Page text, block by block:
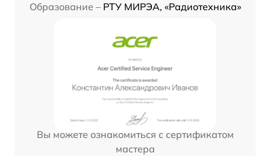
Образование – РТУ МИРЭА, «Радиотехника»
Вы можете ознакомиться с сертификатом
мастера